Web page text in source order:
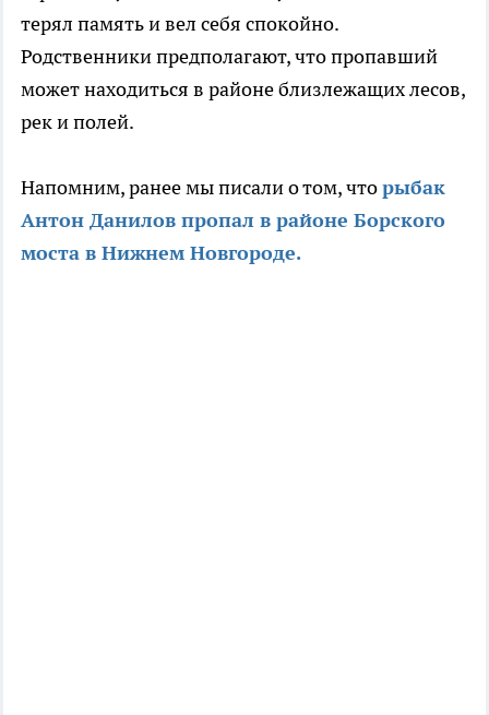
терял память и вел себя спокойно.
Родственники предполагают, что пропавший
может находиться в районе близлежащих лесов,
рек и полей.
Напомним, ранее мы писали о том, чторыбак
Антон Данилов пропал в районе Борского
моста в Нижнем Новгороде.